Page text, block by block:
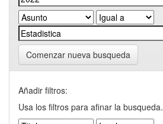
Comenzar nueva busqueda
Añadir filtros:
Usa los filtros para afinar la busqueda.